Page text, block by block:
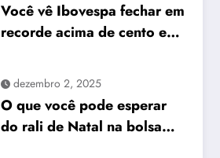
Você vê Ibovespa fechar em
recorde acima de cento e
enquanto dólar recua para
cinco reais e trinta e três
centavos
dezembro 2, 2025
O que você pode esperar
do rali de Natal na bolsa